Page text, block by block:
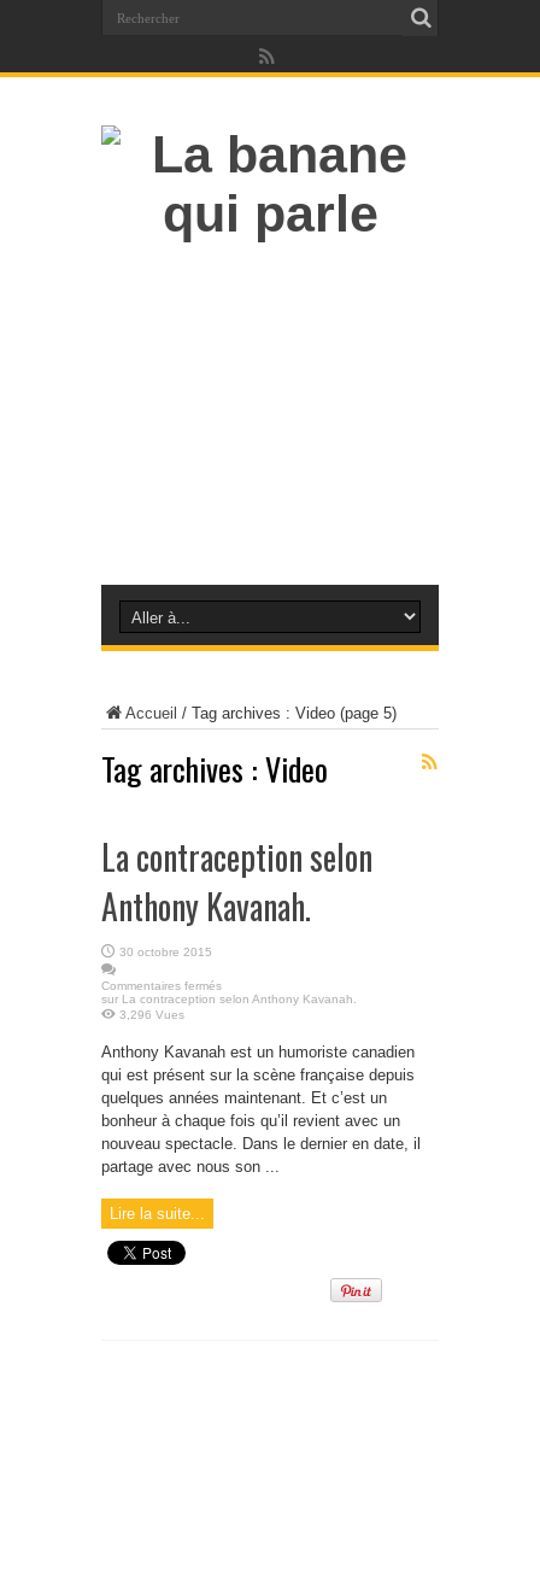
Accueil / Tag archives : Video (page 5)
Tag archives :Video
La contraception selon
Anthony Kavanah.
30 octobre 2015
Commentaires fermés
sur La contraception selon Anthony Kavanah.
3,296 Vues
Anthony Kavanah est un humoriste canadien
qui est présent sur la scène française depuis
quelques années maintenant. Et c’est un
bonheur à chaque fois qu’il revient avec un
nouveau spectacle. Dans le dernier en date, il
partage avec nous son ...
Lire la suite...